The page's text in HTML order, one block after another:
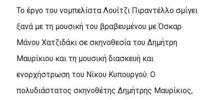
Το έργο του νομπελίστα Λουίτζι Πιραντέλλο σμίγει
ξανά με τη μουσική του βραβευμένου με Όσκαρ
Μάνου Χατζιδάκι σε σκηνοθεσία του Δημήτρη
Μαυρίκιου και τη μουσική διασκευή και
ενορχήστρωση του Νίκου Κυπουργού. Ο
πολυδιάστατος σκηνοθέτης Δημήτρης Μαυρίκιος,